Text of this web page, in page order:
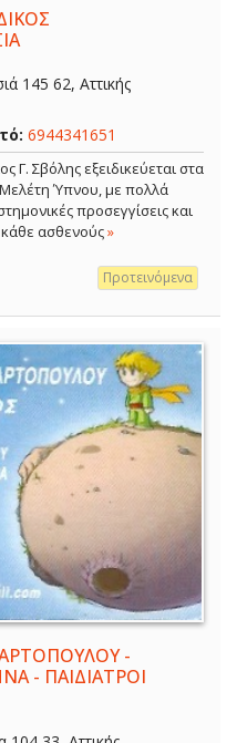
145 62, Αττικής
6944341651
Γ. Σβόλης εξειδικεύεται στα
Ύπνου, με πολλά
προσεγγίσεις και
κάθε ασθενούς»
Προτεινόμενα
-
- ΠΑΙΔΙΑΤΡΟΙ